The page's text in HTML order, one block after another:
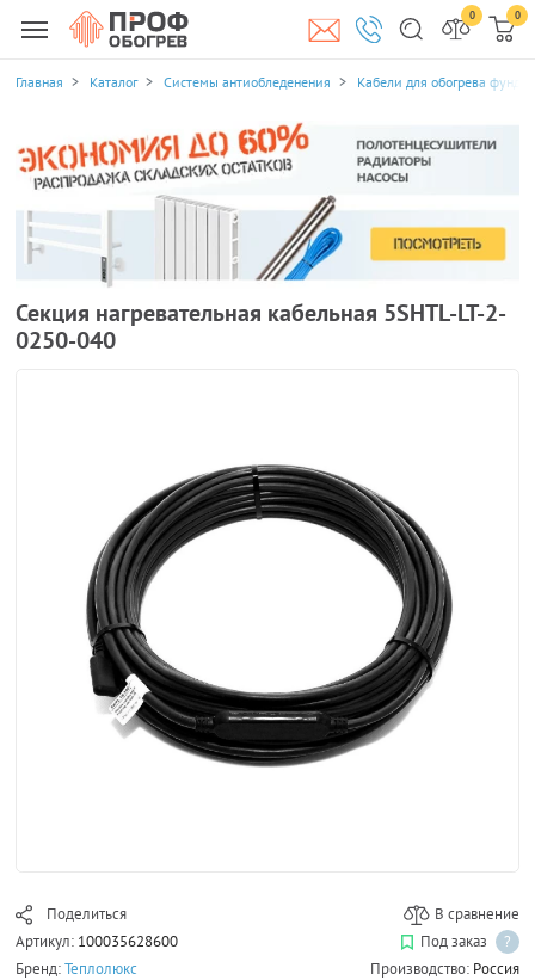
0 0
Главная Каталог Системы антиобледенения Кабели для обогрева
Секция нагревательная кабельная 5SHTL-LT-2-
0250-040
Поделиться
В сравнение
Артикул: 100035628600 Под заказ
?
Бренд:Теплолюкс Производство: Россия